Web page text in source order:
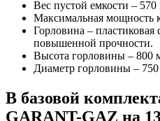
Вес пустой емкости – 570
Максимальная мощность
Горловина – пластиковая
повышенной прочности.
Высота горловины – 800
Диаметр горловины –
В базовой
GARANT-GAZ на